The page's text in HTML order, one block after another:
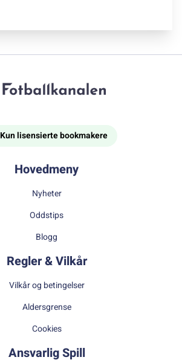
Kun lisensierte bookmakere
Hovedmeny
Nyheter
Oddstips
Blogg
Regler & Vilkår
Vilkår og betingelser
Aldersgrense
Cookies
Ansvarlig Spill